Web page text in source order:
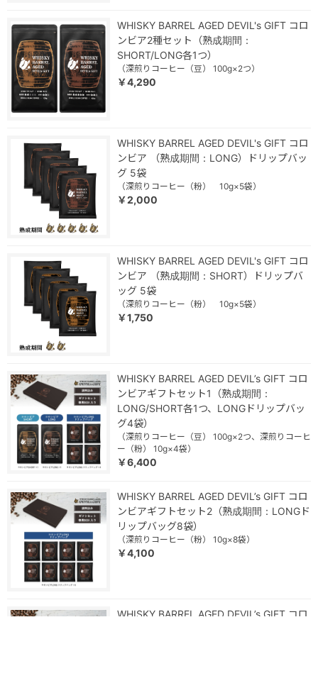
WHISKY BARREL AGED DEVIL's GIFT コロ
ンビア2種セット（熟成期間：
SHORT/LONG各1つ）
（深煎りコーヒー（豆） 100g×2つ）
￥4,290
WHISKY BARREL AGED DEVIL's GIFT コロ
ンビア （熟成期間：LONG）ドリップバッ
グ 5袋
（深煎りコーヒー（粉） 10g×5袋）
￥2,000
WHISKY BARREL AGED DEVIL's GIFT コロ
ンビア （熟成期間：SHORT）ドリップバ
ッグ 5袋
（深煎りコーヒー（粉） 10g×5袋）
￥1,750
WHISKY BARREL AGED DEVIL’s GIFT コロ
ンビアギフトセット1（熟成期間：
LONG/SHORT各1つ、LONGドリップバッ
グ4袋）
（深煎りコーヒー（豆） 100g×2つ、深煎りコーヒ
ー（粉） 10g×4袋）
￥6,400
WHISKY BARREL AGED DEVIL’s GIFT コロ
ンビアギフトセット2（熟成期間：LONGド
リップバッグ8袋）
（深煎りコーヒー（粉） 10g×8袋）
￥4,100
WHISKY BARREL AGED DEVIL’s GIFT コロ